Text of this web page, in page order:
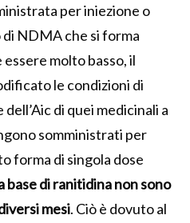
per iniezione o
NDMA che si forma
molto basso, il
le condizioni di
di quei medicinali a
somministrati per
forma di singola dose
base di ranitidina non sono
mesi. Ciò è dovuto al